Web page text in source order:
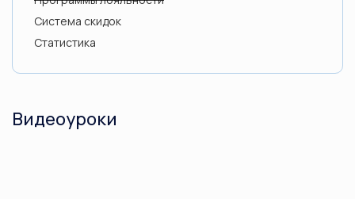
Система скидок
Статистика
Видеоуроки